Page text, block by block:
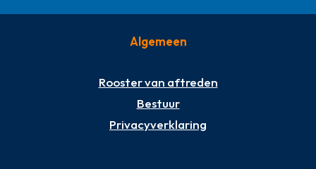
Algemeen
Rooster van aftreden
Bestuur
Privacyverklaring